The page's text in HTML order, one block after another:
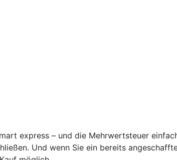
express – und die Mehrwertsteuer
Und wenn Sie ein bereits